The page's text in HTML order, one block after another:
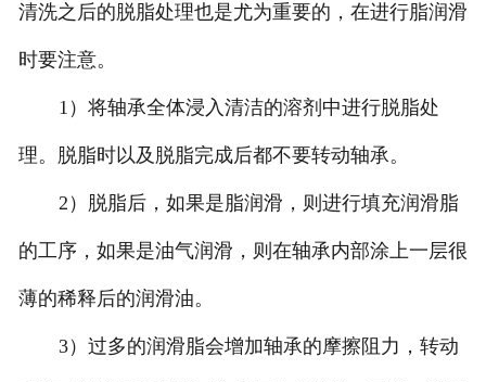
清洗之后的脱脂处理也是尤为重要的，在进行脂润滑
时要注意。
1）将轴承全体浸入清洁的溶剂中进行脱脂处
理。脱脂时以及脱脂完成后都不要转动轴承。
2）脱脂后，如果是脂润滑，则进行填充润滑脂
的工序，如果是油气润滑，则在轴承内部涂上一层很
薄的稀释后的润滑油。
3）过多的润滑脂会增加轴承的摩擦阻力，转动